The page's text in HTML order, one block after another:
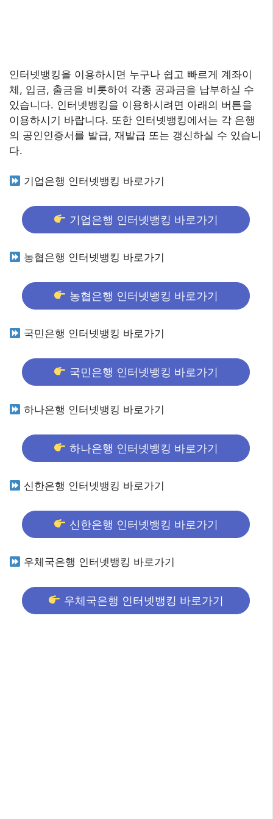
인터넷뱅킹을 이용하시면 누구나 쉽고 빠르게 계좌이
체, 입금, 출금을 비롯하여 각종 공과금을 납부하실 수
있습니다. 인터넷뱅킹을 이용하시려면 아래의 버튼을
이용하시기 바랍니다. 또한 인터넷뱅킹에서는 각 은행
의 공인인증서를 발급, 재발급 또는 갱신하실 수 있습니
다.
기업은행 인터넷뱅킹 바로가기
기업은행 인터넷뱅킹 바로가기
농협은행 인터넷뱅킹 바로가기
농협은행 인터넷뱅킹 바로가기
국민은행 인터넷뱅킹 바로가기
국민은행 인터넷뱅킹 바로가기
하나은행 인터넷뱅킹 바로가기
하나은행 인터넷뱅킹 바로가기
신한은행 인터넷뱅킹 바로가기
신한은행 인터넷뱅킹 바로가기
우체국은행 인터넷뱅킹 바로가기
우체국은행 인터넷뱅킹 바로가기